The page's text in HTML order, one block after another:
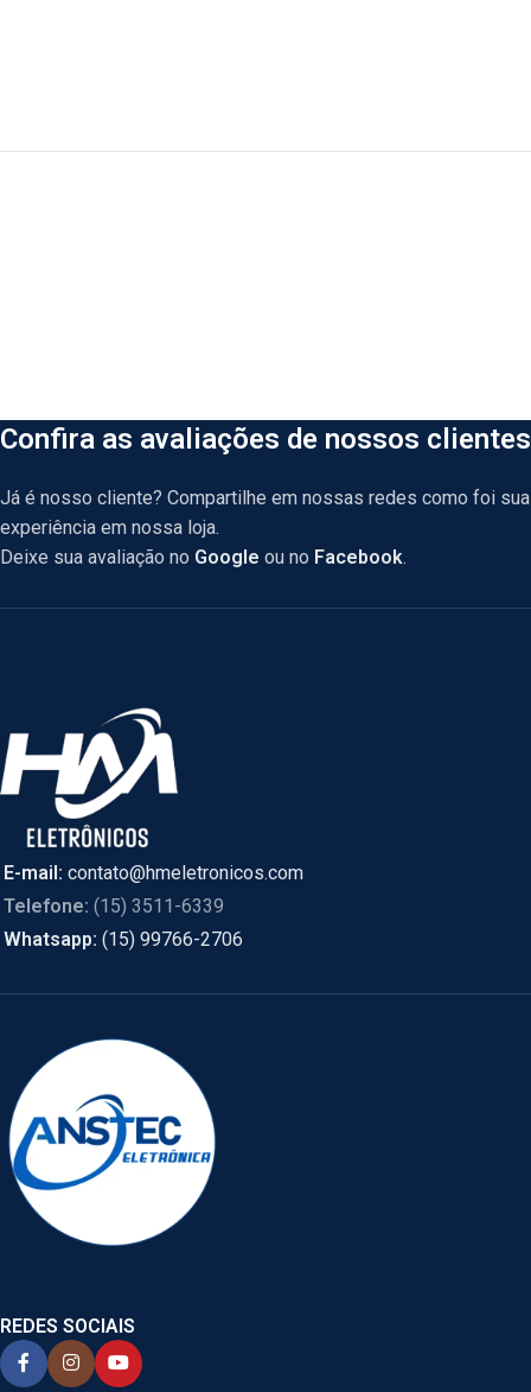
Confira as avaliações de nossos clientes
Já é nosso cliente? Compartilhe em nossas redes como foi sua
experiência em nossa loja.
Deixe sua avaliação no Google ou no Facebook.
E-mail: contato@hmeletronicos.com
Telefone: (15) 3511-6339
Whatsapp: (15) 99766-2706
REDES SOCIAIS